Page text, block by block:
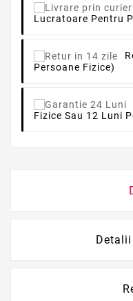
Lucratoare Pentru
Persoane Fizice)
Fizice Sau 12 Luni